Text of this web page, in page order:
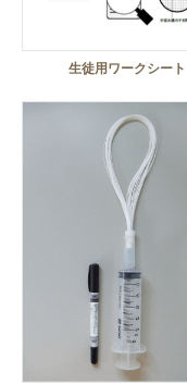
生徒用ワークシート